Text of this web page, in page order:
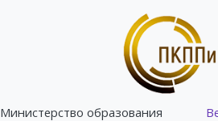
Министерство образования